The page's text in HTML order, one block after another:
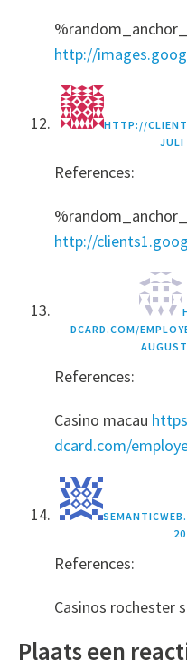
http://
HTTP://
JULI
References:
http://
DCARD.COM/
References:
Casino macau
dcard.com/
References:
Casinos rochester
Plaats een